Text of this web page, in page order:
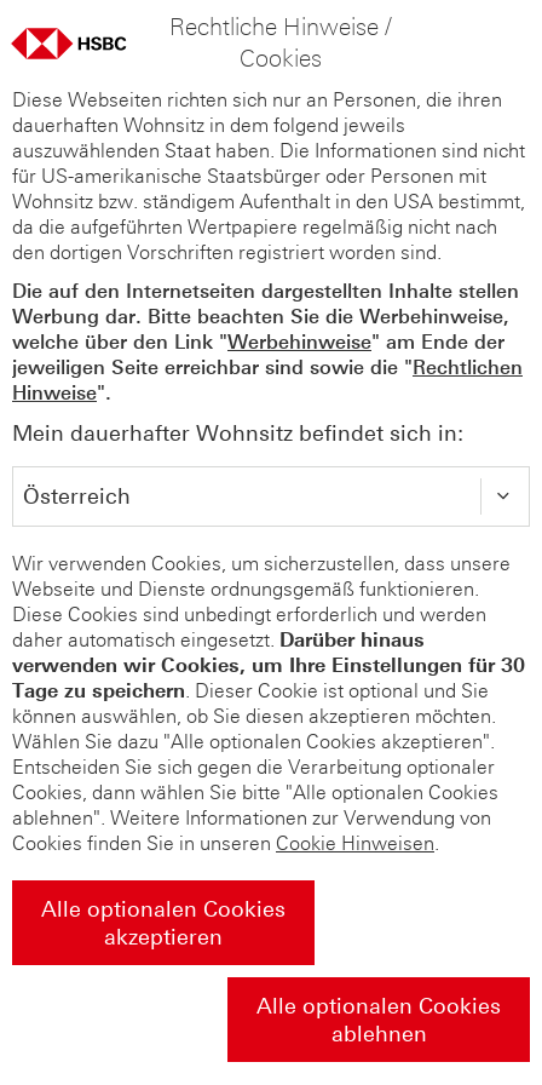
Rechtliche Hinweise /
Cookies
Diese Webseiten richten sich nur an Personen, die ihren
dauerhaften Wohnsitz in dem folgend jeweils
auszuwählenden Staat haben. Die Informationen sind nicht
für US-amerikanische Staatsbürger oder Personen mit
Wohnsitz bzw. ständigem Aufenthalt in den USA bestimmt,
da die aufgeführten Wertpapiere regelmäßig nicht nach
den dortigen Vorschriften registriert worden sind.
Die auf den Internetseiten dargestellten Inhalte stellen
Werbung dar. Bitte beachten Sie die Werbehinweise,
welche über den Link "Werbehinweise" am Ende der
jeweiligen Seite erreichbar sind sowie die "Rechtlichen
Hinweise".
Mein dauerhafter Wohnsitz befindet sich in:
Wir verwenden Cookies, um sicherzustellen, dass unsere
Webseite und Dienste ordnungsgemäß funktionieren.
Diese Cookies sind unbedingt erforderlich und werden
daher automatisch eingesetzt. Darüber hinaus
verwenden wir Cookies, um Ihre Einstellungen für 30
Tage zu speichern. Dieser Cookie ist optional und Sie
können auswählen, ob Sie diesen akzeptieren möchten.
Wählen Sie dazu "Alle optionalen Cookies akzeptieren".
Entscheiden Sie sich gegen die Verarbeitung optionaler
Cookies, dann wählen Sie bitte "Alle optionalen Cookies
ablehnen". Weitere Informationen zur Verwendung von
Cookies finden Sie in unseren Cookie Hinweisen.
Alle optionalen Cookies
akzeptieren
Alle optionalen Cookies
ablehnen